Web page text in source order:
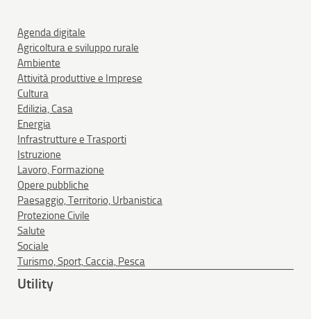
Agenda digitale
Agricoltura e sviluppo rurale
Ambiente
Attività produttive e Imprese
Cultura
Edilizia, Casa
Energia
Infrastrutture e Trasporti
Istruzione
Lavoro, Formazione
Opere pubbliche
Paesaggio, Territorio, Urbanistica
Protezione Civile
Salute
Sociale
Turismo, Sport, Caccia, Pesca
Utility